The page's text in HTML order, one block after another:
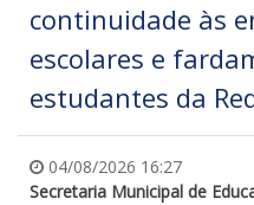
continuidade às
escolares e
estudantes da
04/08/2026 16:27
Secretaria Municipal de